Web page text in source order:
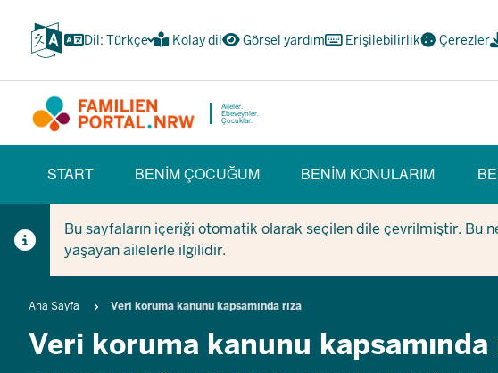
içeriğe
Dil: Türkçe Kolay dil Görsel yardım Erişilebilirlik Çerezler
Aileler.
Ebeveynler.
Çocuklar.
(BÜRGERBEREICH)
START BENIM ÇOCUĞUM BENIM KONULARIM
Bu sayfaların içeriği otomatik olarak seçilen dile çevrilmiştir. Bu
yaşayan ailelerle ilgilidir.
Breadcrumb
Ana Sayfa Veri koruma kanunu kapsamında rıza
Veri koruma kanunu kapsamında